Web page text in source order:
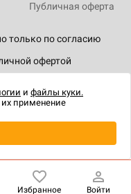
только по согласию
офертой
Публичная оферта
Избранное Войти
и файлы куки.
их применение